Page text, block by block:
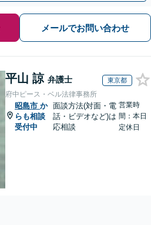
メールでお問い合わせ
平山 諒 弁護士 東京都
府中ピース・ベル法律事務所
昭島市 か
らも相談
受付中
面談方法(対面・電
話・ビデオなど)は
応相談
営業時
間：本日
定休日